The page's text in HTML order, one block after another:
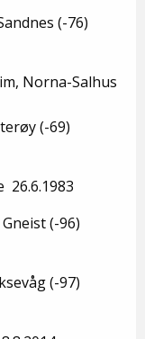
(-76)
Norna-Salhus
(-69)
26.6.1983
(-96)
(-97)